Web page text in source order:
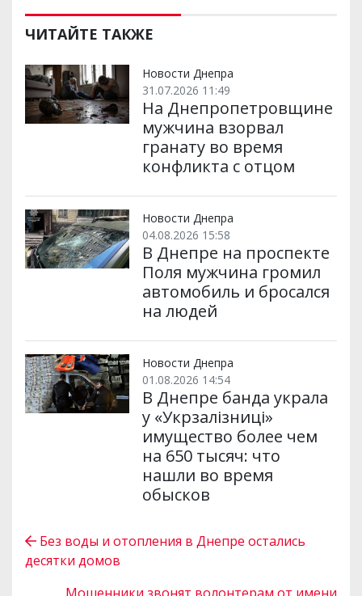
ЧИТАЙТЕ ТАКЖЕ
Новости Днепра
31.07.2026 11:49
На Днепропетровщине
мужчина взорвал
гранату во время
конфликта с отцом
Новости Днепра
04.08.2026 15:58
В Днепре на проспекте
Поля мужчина громил
автомобиль и бросался
на людей
Новости Днепра
01.08.2026 14:54
В Днепре банда украла
у «Укрзалізниці»
имущество более чем
на 650 тысяч: что
нашли во время
обысков
Без воды и отопления в Днепре остались
десятки домов